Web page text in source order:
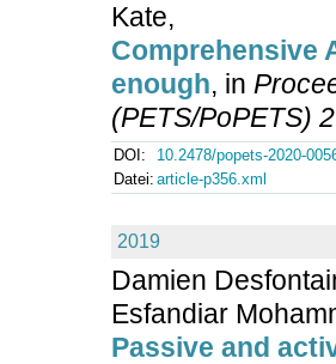
Kate,
Comprehensive
enough, in
(PETS/PoPETS)
DOI:
10.2478/popets-2020-
Datei: article-p356.xml
2019
Damien
Esfandiar
Passive and